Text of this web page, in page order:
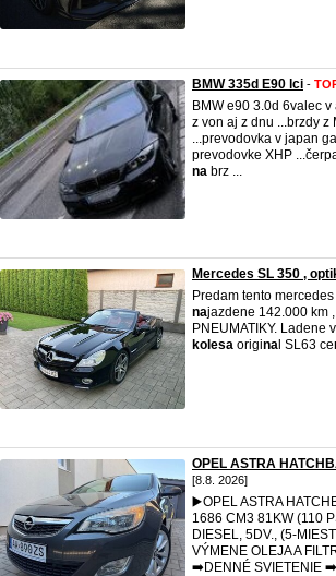
BMW 335d E90 lci -
BMW e90 3.0d 6valec
z von aj z dnu ...brzdy z
...prevodovka v japan
prevodovke XHP
na brz ...
Mercedes SL 350 ,
Predam tento
najazdene 142.000 km
PNEUMATIKY. Ladene
kolesa origina l SL63 ce
OPEL ASTRA
[8.8. 2026]
▶️OPEL ASTRA
1686 CM3 81KW (110
DIESEL, 5DV., (5-
VÝMENE OLEJA A
➡️DENNÉ SVIETENIE